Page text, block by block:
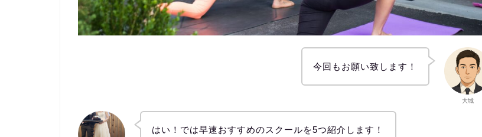
大城
今回もお願い致します！
はい！では早速おすすめのスクールを5つ紹介します！